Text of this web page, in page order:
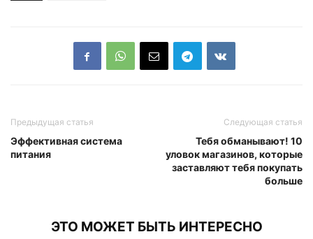
Предыдущая статья
Эффективная система
питания
Следующая статья
Тебя обманывают! 10
уловок магазинов, которые
заставляют тебя покупать
больше
ЭТО МОЖЕТ БЫТЬ ИНТЕРЕСНО